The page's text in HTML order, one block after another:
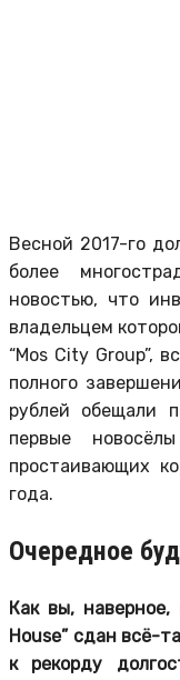
Весной 2017-го
более
новостью, что
владельцем
“Mos City Group”,
полного
рублей обещали
первые
простаивающих
года.
Очередное
Как вы,
House” сдан всё-
к рекорду